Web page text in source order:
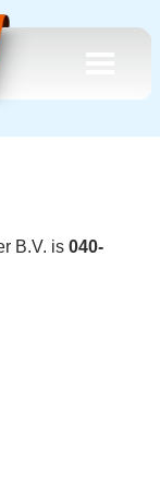
B.V. is 040-